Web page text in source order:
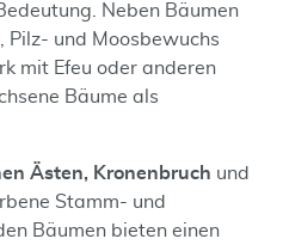
Neben Bäumen
Pilz- und Moosbewuchs
mit Efeu oder anderen
Bäume als
Ästen, Kronenbruch und
Stamm- und
Bäumen bieten einen